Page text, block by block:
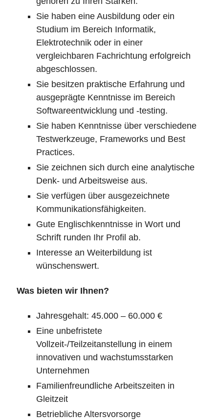
Sie haben eine Ausbildung oder ein
Studium im Bereich Informatik,
Elektrotechnik oder in einer
vergleichbaren Fachrichtung erfolgreich
abgeschlossen.
Sie besitzen praktische Erfahrung und
ausgeprägte Kenntnisse im Bereich
Softwareentwicklung und -testing.
Sie haben Kenntnisse über verschiedene
Testwerkzeuge, Frameworks und Best
Practices.
Sie zeichnen sich durch eine analytische
Denk- und Arbeitsweise aus.
Sie verfügen über ausgezeichnete
Kommunikationsfähigkeiten.
Gute Englischkenntnisse in Wort und
Schrift runden Ihr Profil ab.
Interesse an Weiterbildung ist
wünschenswert.
Was bieten wir Ihnen?
Jahresgehalt: 45.000 – 60.000 €
Eine unbefristete
Vollzeit-/Teilzeitanstellung in einem
innovativen und wachstumsstarken
Unternehmen
Familienfreundliche Arbeitszeiten in
Gleitzeit
Betriebliche Altersvorsorge